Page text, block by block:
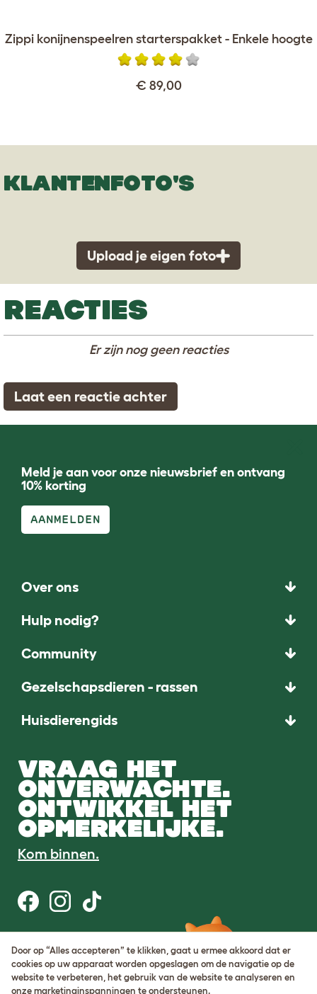
Zippi konijnenspeelren starterspakket - Enkele hoogte
€ 89,00
KLANTENFOTO'S
Upload je eigen foto
REACTIES
Er zijn nog geen reacties
Laat een reactie achter
Meld je aan voor onze nieuwsbrief en ontvang
10% korting
AANMELDEN
Over ons
Hulp nodig?
Community
Gezelschapsdieren - rassen
Huisdierengids
VRAAG HET
ONVERWACHTE.
ONTWIKKEL HET
OPMERKELIJKE.
Kom binnen.
Gebruiksvoorwaarden
Cookie & privacybeleid
Cookie Settings
Door op “Alles accepteren” te klikken, gaat u ermee akkoord dat er
cookies op uw apparaat worden opgeslagen om de navigatie op de
website te verbeteren, het gebruik van de website te analyseren en
onze marketinginspanningen te ondersteunen.